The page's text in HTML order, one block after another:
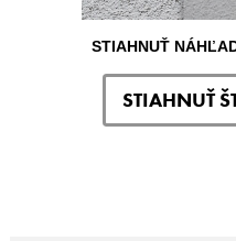
STIAHNUŤ
STIAHNUŤ